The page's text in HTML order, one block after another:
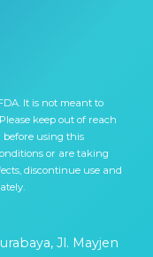
It is not meant to
keep out of reach
using this
or are taking
discontinue use and
Jl. Mayjen